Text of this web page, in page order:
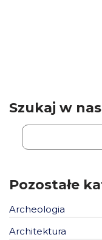
Szukaj w
Pozostałe
Archeologia
Architektura